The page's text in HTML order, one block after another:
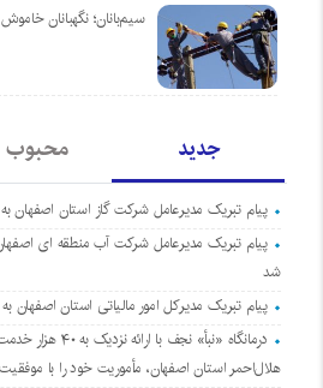
سیم‌بانان؛ نگهبانان
جدید محبوب
پیام تبریک مدیرعامل شرکت گاز استان اصفهان به مناسبت ۱۷
پیام تبریک مدیرعامل شرکت آب منطقه ای
شد
پیام تبریک مدیرکل امور مالیاتی استان اصفهان
درمانگاه «نبأ» نجف
هلال‌احمر استان اصفهان، مأموریت خود را با موفقیت